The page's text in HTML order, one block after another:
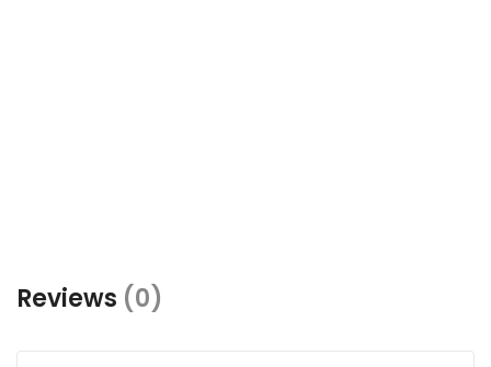
Reviews (0)